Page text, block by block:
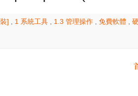
] 1 系統工具 1.3 管理操作 免費軟體